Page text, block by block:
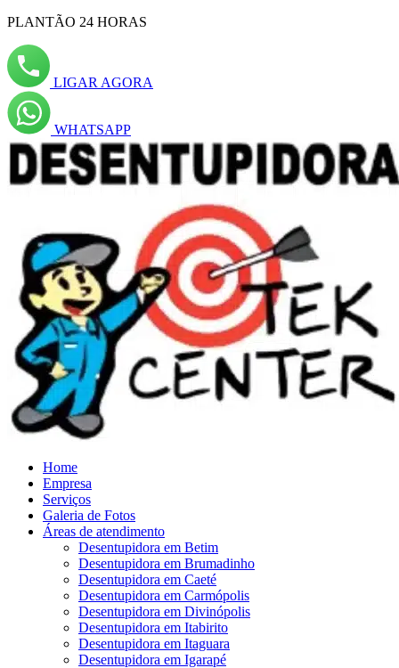
PLANTÃO 24 HORAS
LIGAR AGORA
WHATSAPP
Home
Empresa
Serviços
Galeria de Fotos
Áreas de atendimento
Desentupidora em Betim
Desentupidora em Brumadinho
Desentupidora em Caeté
Desentupidora em Carmópolis
Desentupidora em Divinópolis
Desentupidora em Itabirito
Desentupidora em Itaguara
Desentupidora em Igarapé